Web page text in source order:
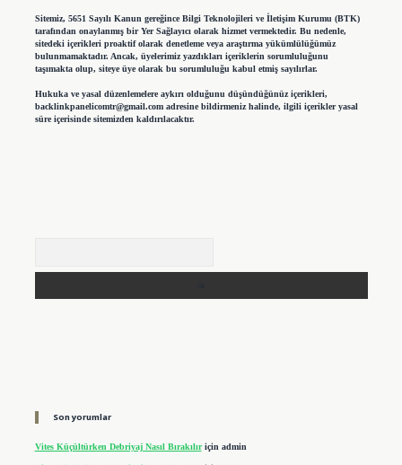
Sitemiz, 5651 Sayılı Kanun gereğince Bilgi Teknolojileri ve İletişim Kurumu (BTK)
tarafından onaylanmış bir Yer Sağlayıcı olarak hizmet vermektedir. Bu nedenle,
sitedeki içerikleri proaktif olarak denetleme veya araştırma yükümlülüğümüz
bulunmamaktadır. Ancak, üyelerimiz yazdıkları içeriklerin sorumluluğunu
taşımakta olup, siteye üye olarak bu sorumluluğu kabul etmiş sayılırlar.
Hukuka ve yasal düzenlemelere aykırı olduğunu düşündüğünüz içerikleri,
backlinkpanelicomtr@gmail.comadresine bildirmeniz halinde, ilgili içerikler yasal
süre içerisinde sitemizden kaldırılacaktır.
Son yorumlar
Vites Küçültürken Debriyaj Nasıl Bırakılıriçin admin